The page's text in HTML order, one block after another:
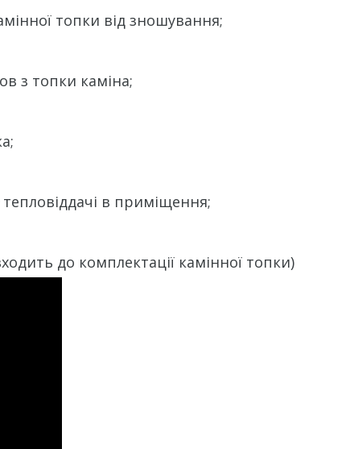
топки від зношування;
з топки каміна;
в приміщення;
до комплектації камінної топки)